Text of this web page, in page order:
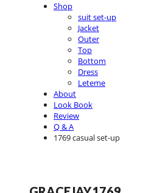
Shop
suit set-up
Jacket
Outer
Top
Bottom
Dress
Leteme
About
Look Book
Review
Q & A
1769 casual set-up